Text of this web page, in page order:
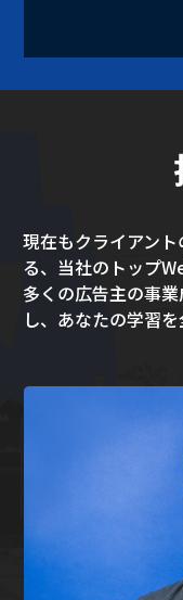
現在もクライアン
る、当社のトップ
多くの広告主の事
し、あなたの学習